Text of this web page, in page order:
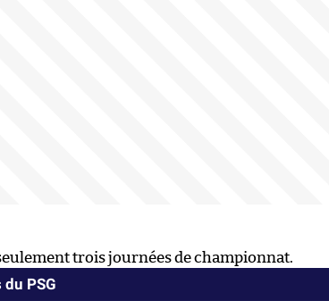
trois journées de championnat.
PSG